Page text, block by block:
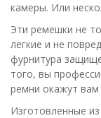
камеры. Или
Эти ремешки не
легкие и не
фурнитура
того, вы
ремни окажут
Изготовленные